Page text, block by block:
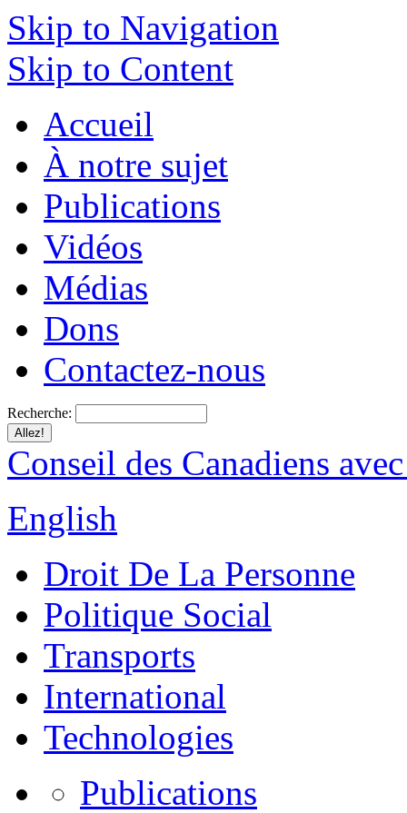
Skip to Navigation
Skip to Content
Accueil
À notre sujet
Publications
Vidéos
Médias
Dons
Contactez-nous
Recherche:
Conseil des Canadiens
English
Droit De La Personne
Politique Social
Transports
International
Technologies
Publications